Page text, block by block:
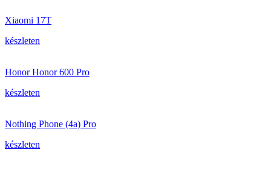
Xiaomi 17T
készleten
Honor Honor 600 Pro
készleten
Nothing Phone (4a) Pro
készleten